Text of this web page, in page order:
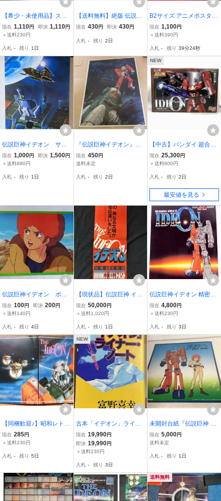
【希少・未使用品】スケ
ッチブック 伝説巨神イデ
オン 日本サンライズ レト
現在 1,110円 即決 1,110円
＋送料230円
入札 - 残り 1日
【送料無料】絶版 伝説巨
神イデオン 角面子 メンコ
こ スーパーロボット 日本
重機動メカ
現在 430円 即決 430円
入札 - 残り 2日
B2サイズ アニメポスター
劇場版 伝説巨神イデオン
接触篇 発動篇 富野喜幸監
希少 B8278
現在 1,100円
＋送料390円
入札 - 残り 39分23秒
伝説巨神イデオン サン
トラアルバム封入特典
Ｂ２サイズ ポスター 約
現在 1,000円 即決 1,500円
＋送料880円
入札 - 残り 1日
『伝説巨神イデオン』の
駄菓子屋用シール（？）
の当たりの大判カード
現在 450円
送料未定
入札 - 残り 2日
NEW
【中古】バンダイ 超合金
魂 GX-36 伝説巨神イデオ
ン 伝説巨神イデオン【難
現在 25,300円
＋送料800円
入札 - 残り 2日
最安値を見る
伝説巨神イデオン ポー
トレート＆時間割
現在 100円 即決 200円
＋送料140円
入札 - 残り 4日
【現状品】伝説巨神 イデ
オン 富野喜幸 サンラ
イズ スピードポスタ
少 当時物 DOMWTZ
現在 50,000円
＋送料1,020円
入札 - 残り 1日
伝説巨神イデオン 精密図
解集
現在 4,800円
＋送料230円
入札 - 残り 3日
【同梱歓迎♪】昭和レト
ロ・当時もの なつかし
のアニメグッズ 富野由
イデオン」ファイル 未
現在 285円
＋送料230円
入札 - 残り 5日
NEW
古本「イデオン」ライナ
ー・ノート―アニメの作
り方教えます 単行本 #富
野由悠季 #富野善幸 #伝説
ガンダム
現在 19,990円
即決 19,990円
＋送料230円
入札 - 残り 3日
未開封台紙『伝説巨神 イ
デオン』日本サプライズ/
東急エージェンシー/東京
ラポート株式会社
現在 5,000円
送料未定
入札 - 残り 1日
送料無料